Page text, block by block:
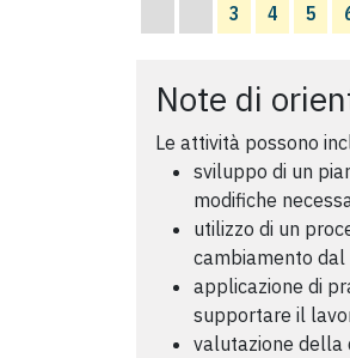
3 4 5
Note di
Le attività possono
sviluppo di un
modifiche
utilizzo di un
cambiamento
applicazione di
supportare il
valutazione della